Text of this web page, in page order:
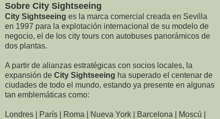
Sobre City Sightseeing
City Sightseeing es la marca comercial creada en Sevilla
en 1997 para la explotación internacional de su modelo de
negocio, el de los city tours con autobuses panorámicos de
dos plantas.
A partir de alianzas estratégicas con socios locales, la
expansión de City Sightseeing ha superado el centenar de
ciudades de todo el mundo, estando ya presente en algunas
tan emblemáticas como:
Londres | París | Roma | Nueva York | Barcelona | Moscú |